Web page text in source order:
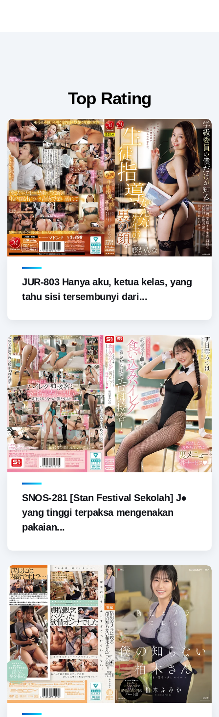
Top Rating
JUR-803 Hanya aku, ketua kelas, yang
tahu sisi tersembunyi dari...
SNOS-281 [Stan Festival Sekolah] J●
yang tinggi terpaksa mengenakan
pakaian...